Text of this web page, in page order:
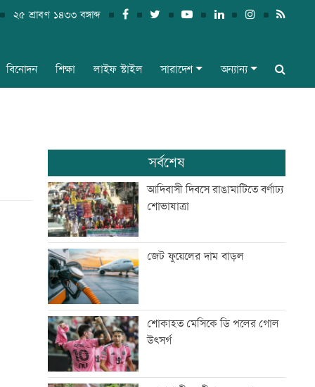
২৫ শ্রাবণ ১৪৩৩ বঙ্গাব্দ
বিনোদন শিক্ষা লাইফ স্টাইল সারাদেশ অন্যান্য
সর্বশেষ
আদিবাসী দিবসে রাঙামাটিতে বর্ণাঢ্য
শোভাযাত্রা
জেট ফুয়েলের দাম বাড়ল
শোকাহত মেসিকে ডি পলের গোল
উৎসর্গ